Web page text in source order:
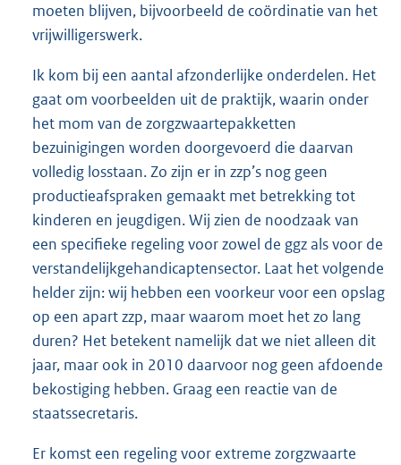
moeten blijven, bijvoorbeeld de coördinatie van het
vrijwilligerswerk.
Ik kom bij een aantal afzonderlijke onderdelen. Het
gaat om voorbeelden uit de praktijk, waarin onder
het mom van de zorgzwaartepakketten
bezuinigingen worden doorgevoerd die daarvan
volledig losstaan. Zo zijn er in zzp’s nog geen
productieafspraken gemaakt met betrekking tot
kinderen en jeugdigen. Wij zien de noodzaak van
een specifieke regeling voor zowel de ggz als voor de
verstandelijkgehandicaptensector. Laat het volgende
helder zijn: wij hebben een voorkeur voor een opslag
op een apart zzp, maar waarom moet het zo lang
duren? Het betekent namelijk dat we niet alleen dit
jaar, maar ook in 2010 daarvoor nog geen afdoende
bekostiging hebben. Graag een reactie van de
staatssecretaris.
Er komst een regeling voor extreme zorgzwaarte